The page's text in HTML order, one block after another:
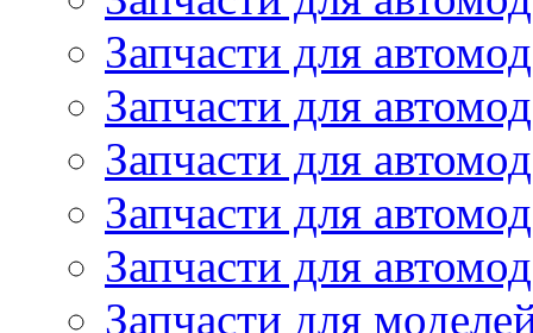
Запчасти для
Запчасти для
Запчасти для
Запчасти для
Запчасти для
Запчасти для